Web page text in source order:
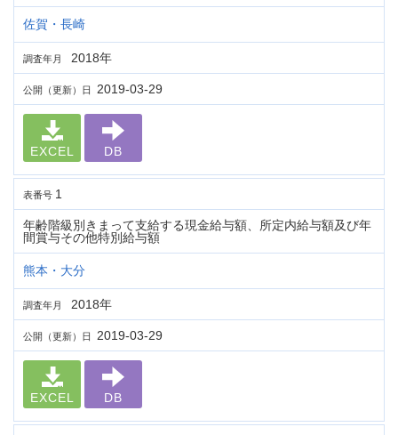
佐賀・長崎
調査年月 2018年
公開（更新）日 2019-03-29
EXCEL DB
表番号 1
年齢階級別きまって支給する現金給与額、所定内給与額及び年
間賞与その他特別給与額
熊本・大分
調査年月 2018年
公開（更新）日 2019-03-29
EXCEL DB